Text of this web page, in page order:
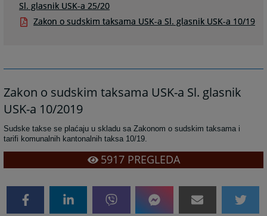
Sl. glasnik USK-a 25/20
Zakon o sudskim taksama USK-a Sl. glasnik USK-a 10/19
Zakon o sudskim taksama USK-a Sl. glasnik
USK-a 10/2019
Sudske takse se plaćaju u skladu sa Zakonom o sudskim taksama i
tarifi komunalnih kantonalnih taksa 10/19.
5917PREGLEDA